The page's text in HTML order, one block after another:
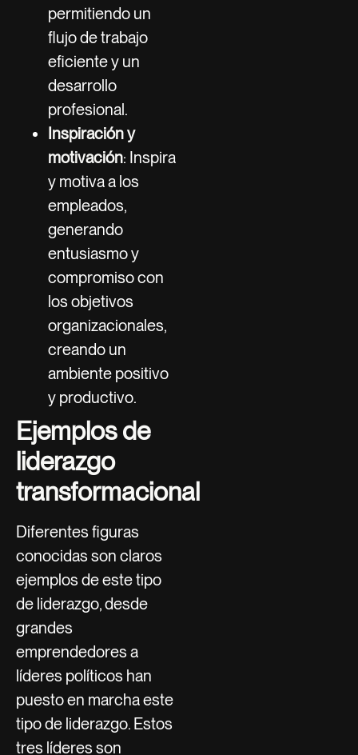
permitiendo un
flujo de trabajo
eficiente y un
desarrollo
profesional.
Inspiración y
motivación: Inspira
y motiva a los
empleados,
generando
entusiasmo y
compromiso con
los objetivos
organizacionales,
creando un
ambiente positivo
y productivo.
Ejemplos de
liderazgo
transformacional
Diferentes figuras
conocidas son claros
ejemplos de este tipo
de liderazgo, desde
grandes
emprendedores a
líderes políticos han
puesto en marcha este
tipo de liderazgo. Estos
tres líderes son